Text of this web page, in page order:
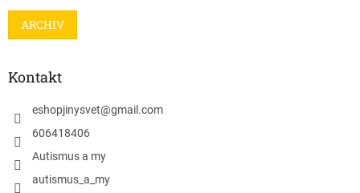
ARCHIV
Kontakt
eshopjinysvet@gmail.com
606418406
Autismus a my
autismus_a_my